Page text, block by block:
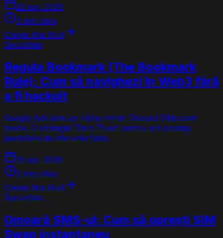
22 apr. 2026
3 min citire
Citește Mai Mult
Securitate
Regula Bookmark (The Bookmark
Rule): Cum să navighezi în Web3 fără
a fi hackuit
Google Ads este un câmp minat. Discord DMs sunt
toxice. O strategie 'Zero Trust' pentru a-ți proteja
portofelul de site-urile false.
15 apr. 2026
3 min citire
Citește Mai Mult
Securitate
Omoară SMS-ul: Cum să oprești SIM
Swap instantaneu